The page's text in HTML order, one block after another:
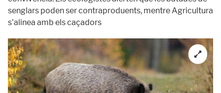
senglars poden ser contraproduents, mentre Agricultura
s'alinea amb els caçadors